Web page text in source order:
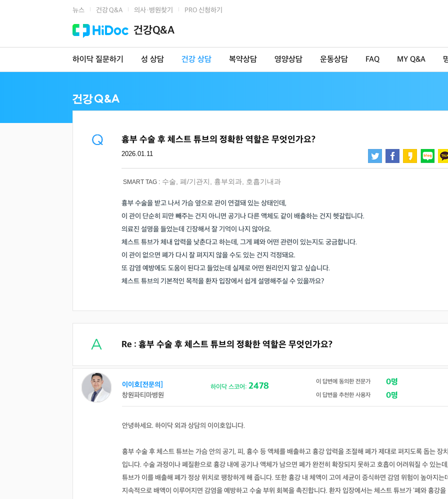
뉴스 건강 Q&A 의사·병원찾기 PRO 신청하기
건강Q&A
하이닥 질문하기 성 상담 건강 상담 복약상담 영양상담 운동상담 FAQ MY Q&A
흉부 수술 후 체스트 튜브의 정확한 역할은 무엇인가요?
2026.01.11
SMART TAG : 수술 폐/기관지 흉부외과 호흡기내과
흉부 수술을 받고 나서 가슴 옆으로 관이 연결돼 있는 상태인데,
이 관이 단순히 피만 빼주는 건지 아니면 공기나 다른 액체도 같이 배출하는 건지 헷갈립니다.
의료진 설명을 들었는데 긴장해서 잘 기억이 나지 않아요.
체스트 튜브가 체내 압력을 낮춘다고 하는데, 그게 폐와 어떤 관련이 있는지도 궁금합니다.
이 관이 없으면 폐가 다시 잘 펴지지 않을 수도 있는 건지 걱정돼요.
또 감염 예방에도 도움이 된다고 들었는데 실제로 어떤 원리인지 알고 싶습니다.
체스트 튜브의 기본적인 목적을 환자 입장에서 쉽게 설명해주실 수 있을까요?
Re : 흉부 수술 후 체스트 튜브의 정확한 역할은 무엇인가요?
이이호[전문의]
창원파티마병원
하이닥 스코어: 2478 이 답변에 동의한 전문가 0명
이 답변을 추천한 사용자 0명
안녕하세요. 하이닥 외과 상담의 이이호입니다.
흉부 수술 후 체스트 튜브는 가슴 안의 공기, 피, 흉수 등 액체를 배출하고 흉강 압력을 조절해 폐가 제대로 펴지도록 돕는 장
입니다. 수술 과정이나 폐질환으로 흉강 내에 공기나 액체가 남으면 폐가 완전히 확장되지 못하고 호흡이 어려워질 수 있는
튜브가 이를 배출해 폐가 정상 위치로 팽창하게 해 줍니다. 또한 흉강 내 체액이 고여 세균이 증식하면 감염 위험이 높아지는
지속적으로 배액이 이루어지면 감염을 예방하고 수술 부위 회복을 촉진합니다. 환자 입장에서는 체스트 튜브가 ‘폐와 흉강을